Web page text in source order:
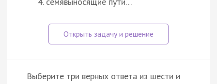
Выберите три верных ответа из шести и